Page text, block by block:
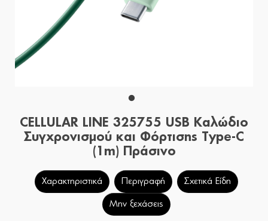
CELLULAR LINE 325755 USB Καλώδιο
Συγχρονισμού και Φόρτισης Type-C
(1m) Πράσινο
Χαρακτηριστικά Περιγραφή Σχετικά Είδη
Μην ξεχάσεις